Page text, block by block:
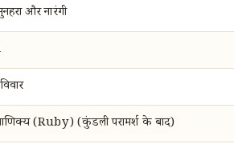
और नारंगी
(Ruby) (कुंडली परामर्श के बाद)